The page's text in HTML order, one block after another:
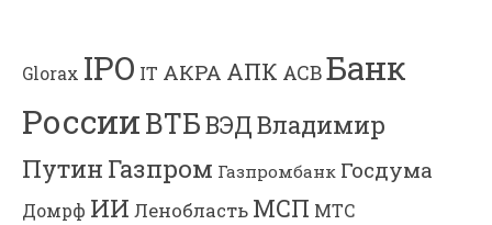
Glorax IPO IT АКРА АПК АСВБанк
РоссииВТБВЭДВладимир
Путин Газпром Газпромбанк Госдума
Домрф ИИ Ленобласть МСП МТС